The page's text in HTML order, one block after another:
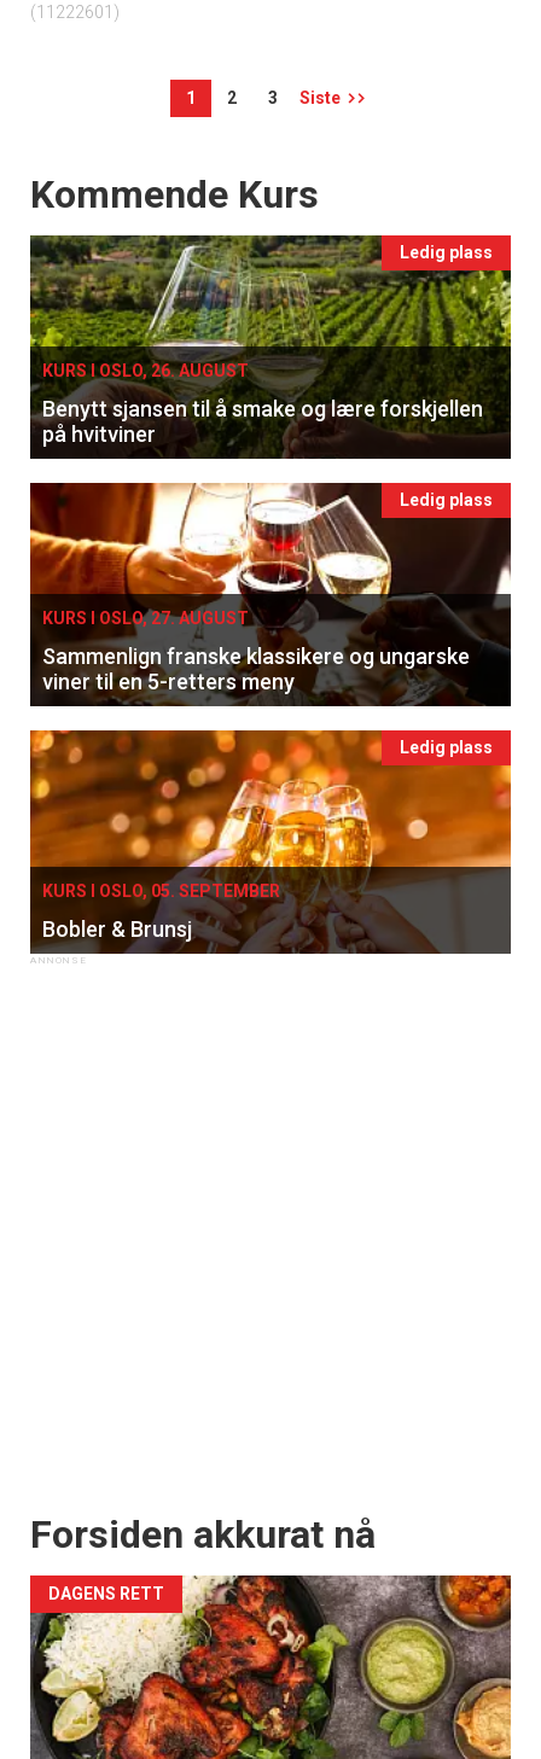
(11222601)
1 2 3 Siste
Events
Kommende Kurs
Ledig plass
KURS I OSLO, 26. AUGUST
Benytt sjansen til å smake og lære forskjellen
på hvitviner
Ledig plass
KURS I OSLO, 27. AUGUST
Sammenlign franske klassikere og ungarske
viner til en 5-retters meny
Ledig plass
KURS I OSLO, 05. SEPTEMBER
Bobler & Brunsj
Forsiden akkurat nå
DAGENS RETT